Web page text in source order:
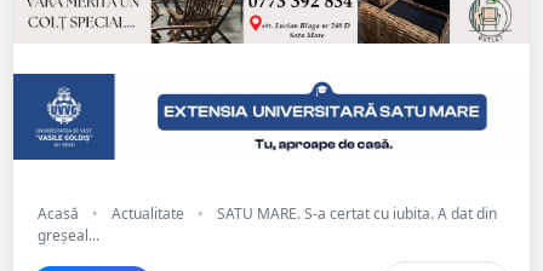
Acasă • Actualitate •
SATU MARE. S-a certat cu iubita. A dat din
greșeal...